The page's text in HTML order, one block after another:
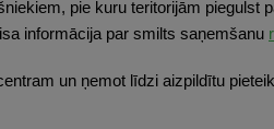
pie kuru teritorijām piegulst
informācija par smilts saņemšanu
un ņemot līdzi aizpildītu